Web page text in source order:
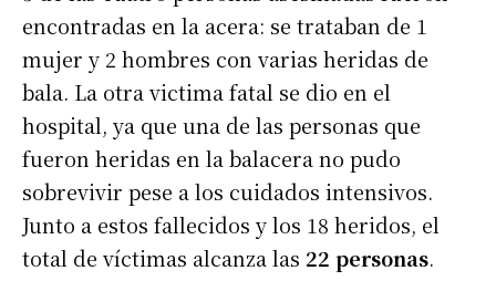
encontradas en la acera: se trataban de 1
mujer y 2 hombres con varias heridas de
bala. La otra victima fatal se dio en el
hospital, ya que una de las personas que
fueron heridas en la balacera no pudo
sobrevivir pese a los cuidados intensivos.
Junto a estos fallecidos y los 18 heridos, el
total de víctimas alcanza las 22 personas.